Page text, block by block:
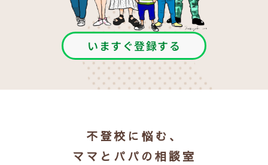
いますぐ登録する
不登校に悩む、
ママとパパの相談室